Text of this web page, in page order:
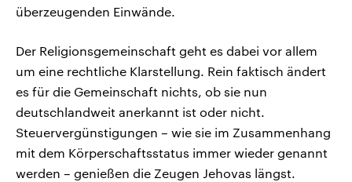
überzeugenden Einwände.
Der Religionsgemeinschaft geht es dabei vor allem
um eine rechtliche Klarstellung. Rein faktisch ändert
es für die Gemeinschaft nichts, ob sie nun
deutschlandweit anerkannt ist oder nicht.
Steuervergünstigungen – wie sie im Zusammenhang
mit dem Körperschaftsstatus immer wieder genannt
werden – genießen die Zeugen Jehovas längst.